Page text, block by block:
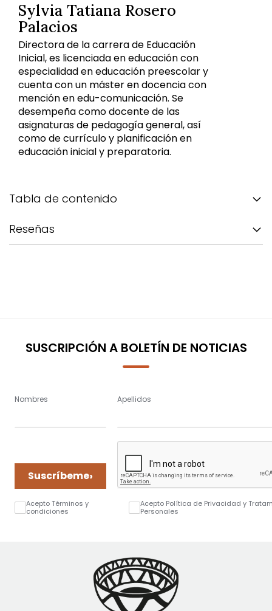
Sylvia Tatiana Rosero
Palacios
Directora de la carrera de Educación
Inicial, es licenciada en educación con
especialidad en educación preescolar y
cuenta con un máster en docencia con
mención en edu-comunicación. Se
desempeña como docente de las
asignaturas de pedagogía general, así
como de currículo y planificación en
educación inicial y preparatoria.
Tabla de contenido
Reseñas
SUSCRIPCIÓN A BOLETÍN DE NOTICIAS
Nombres Apellidos
Suscríbeme›
Acepto Términos y
condiciones
Acepto Política de Privacidad y
Personales